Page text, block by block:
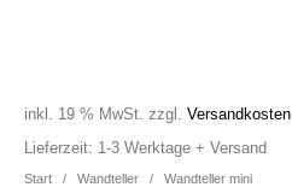
Start / Wandteller / Wandteller mini
inkl. 19 % MwSt. zzgl.Versandkosten
Lieferzeit: 1-3 Werktage + Versand